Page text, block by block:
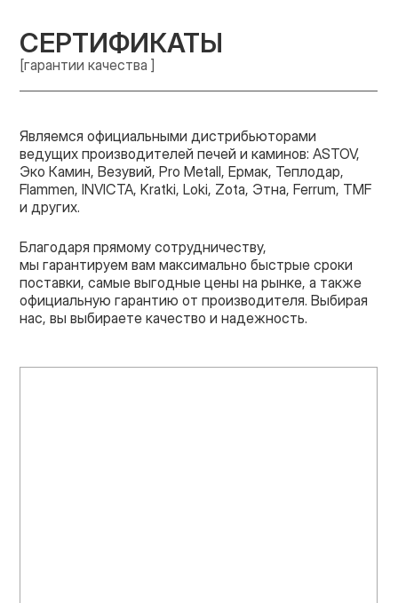
СЕРТИФИКАТЫ
[гарантии качества ]
Являемся официальными дистрибьюторами
ведущих производителей печей и каминов: ASTOV,
Эко Камин, Везувий, Pro Metall, Ермак, Теплодар,
Flammen, INVICTA, Kratki, Loki, Zota, Этна, Ferrum, TMF
и других.
Благодаря прямому сотрудничеству,
мы гарантируем вам максимально быстрые сроки
поставки, самые выгодные цены на рынке, а также
официальную гарантию от производителя. Выбирая
нас, вы выбираете качество и надежность.